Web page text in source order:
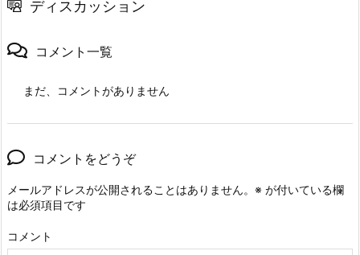
ディスカッション
コメント一覧
まだ、コメントがありません
コメントをどうぞ
メールアドレスが公開されることはありません。 ※ が付いている欄
は必須項目です
コメント